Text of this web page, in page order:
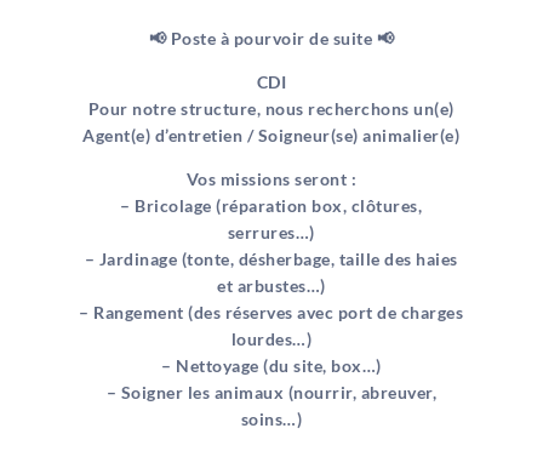
📢 Poste à pourvoir de suite 📢
CDI
Pour notre structure, nous recherchons un(e)
Agent(e) d’entretien / Soigneur(se) animalier(e)
Vos missions seront :
– Bricolage (réparation box, clôtures,
serrures…)
– Jardinage (tonte, désherbage, taille des haies
et arbustes…)
– Rangement (des réserves avec port de charges
lourdes…)
– Nettoyage (du site, box…)
– Soigner les animaux (nourrir, abreuver,
soins…)